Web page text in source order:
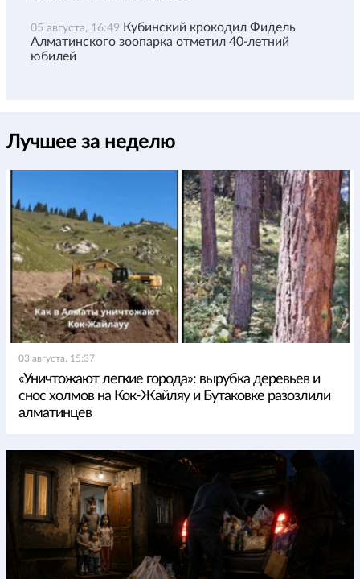
05 августа, 16:49 Кубинский крокодил Фидель
Алматинского зоопарка отметил 40-летний
юбилей
Лучшее за неделю
03 августа, 15:37
«Уничтожают легкие города»: вырубка деревьев и
снос холмов на Кок-Жайляу и Бутаковке разозлили
алматинцев